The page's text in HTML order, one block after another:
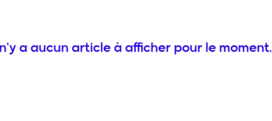
n'y a aucun article à afficher pour le moment.